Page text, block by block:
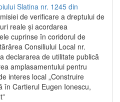
Slatina nr. 1245 din
de verificare a dreptului de
reale și acordarea
cuprinse în coridorul de
Consiliului Local nr.
declararea de utilitate publică
amplasamentului pentru
interes local „Construire
în Cartierul Eugen Ionescu,